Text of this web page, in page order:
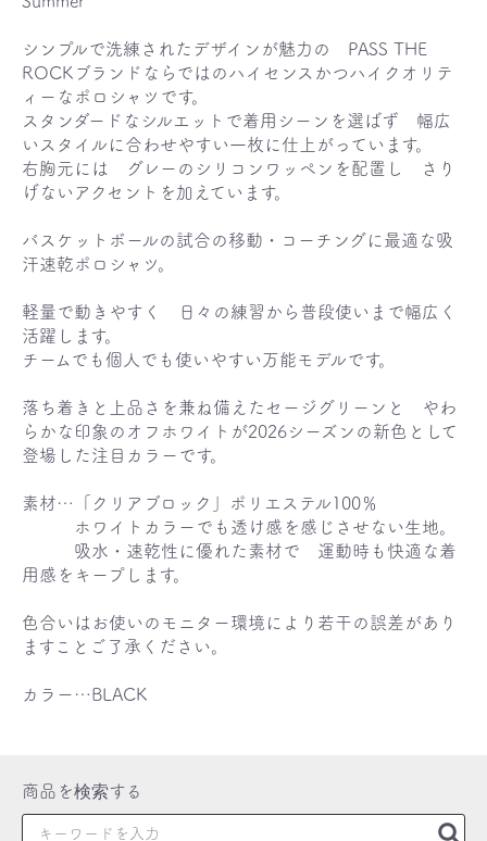
シンプルで洗練されたデザインが魅力の PASS THE
ROCKブランドならではのハイセンスかつハイクオリテ
ィーなポロシャツです。
スタンダードなシルエットで着用シーンを選ばず 幅広
いスタイルに合わせやすい一枚に仕上がっています。
右胸元には グレーのシリコンワッペンを配置し さり
げないアクセントを加えています。
バスケットボールの試合の移動・コーチングに最適な吸
汗速乾ポロシャツ。
軽量で動きやすく 日々の練習から普段使いまで幅広く
活躍します。
チームでも個人でも使いやすい万能モデルです。
落ち着きと上品さを兼ね備えたセージグリーンと やわ
らかな印象のオフホワイトが2026シーズンの新色として
登場した注目カラーです。
素材…「クリアブロック」ポリエステル100％
ホワイトカラーでも透け感を感じさせない生地。
吸水・速乾性に優れた素材で 運動時も快適な着
用感をキープします。
色合いはお使いのモニター環境により若干の誤差があり
ますことご了承ください。
カラー…BLACK